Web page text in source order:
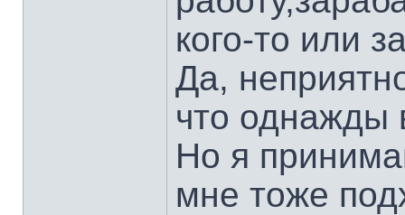
кого-то или
Да,
что однажды
Но я
мне тоже